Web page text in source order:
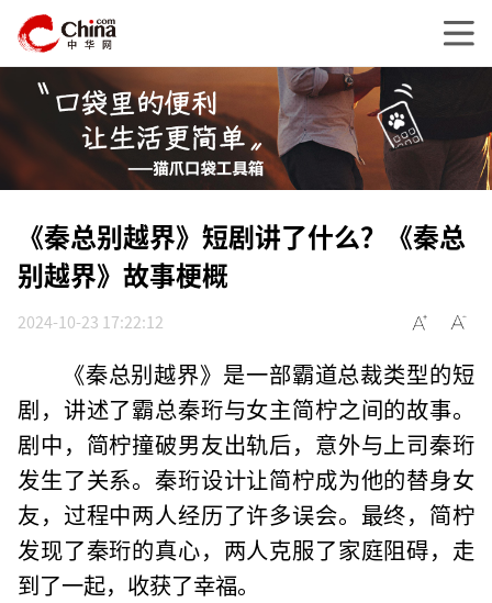
《秦总别越界》短剧讲了什么？《秦总
别越界》故事梗概
2024-10-23 17:22:12
《秦总别越界》是一部霸道总裁类型的短
剧，讲述了霸总秦珩与女主简柠之间的故事。
剧中，简柠撞破男友出轨后，意外与上司秦珩
发生了关系。秦珩设计让简柠成为他的替身女
友，过程中两人经历了许多误会。最终，简柠
发现了秦珩的真心，两人克服了家庭阻碍，走
到了一起，收获了幸福。